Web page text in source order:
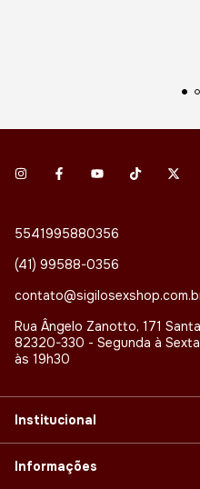
5541995880356
(41) 99588-0356
Rua Ângelo Zanotto, 171
82320-330 - Segunda à
às 19h30
Institucional
Informações